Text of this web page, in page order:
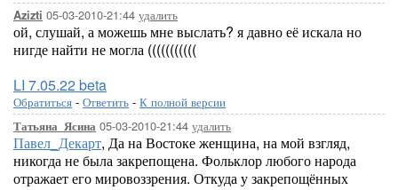
Azizti 05-03-2010-21:44 удалить
ой, слушай, а можешь мне выслать? я давно её искала но
нигде найти не могла (((((((((((
LI 7.05.22 beta
Обратиться - Ответить - К полной версии
Татьяна_Ясина 05-03-2010-21:44 удалить
Павел_Декарт, Да на Востоке женщина, на мой взгляд,
никогда не была закрепощена. Фольклор любого народа
отражает его мировоззрения. Откуда у закрепощённых